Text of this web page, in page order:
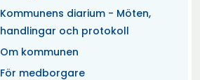
Kommunens diarium - Möten,
handlingar och protokoll
Om kommunen
För medborgare